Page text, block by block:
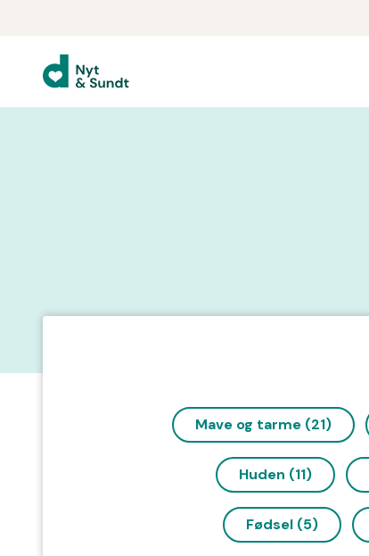
Mave og tarme (21)
Huden (11)
Fødsel (5)